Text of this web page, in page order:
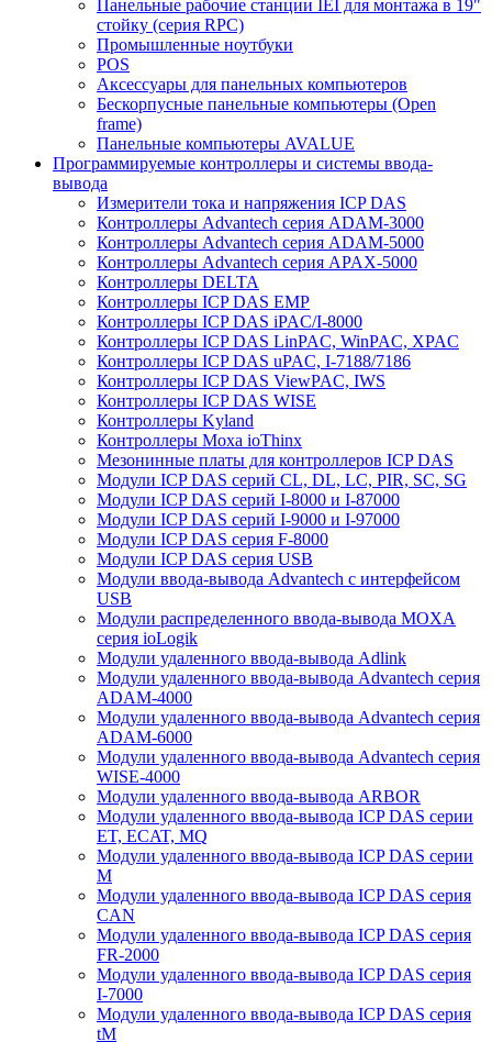
Панельные рабочие станции IEI для монтажа в 19"
стойку (серия RPC)
Промышленные ноутбуки
POS
Аксессуары для панельных компьютеров
Бескорпусные панельные компьютеры (Open
frame)
Панельные компьютеры AVALUE
Программируемые контроллеры и системы ввода-
вывода
Измерители тока и напряжения ICP DAS
Контроллеры Advantech серия ADAM-3000
Контроллеры Advantech серия ADAM-5000
Контроллеры Advantech серия APAX-5000
Контроллеры DELTA
Контроллеры ICP DAS EMP
Контроллеры ICP DAS iPAC/I-8000
Контроллеры ICP DAS LinPAC, WinPAC, XPAC
Контроллеры ICP DAS uPAC, I-7188/7186
Контроллеры ICP DAS ViewPAC, IWS
Контроллеры ICP DAS WISE
Контроллеры Kyland
Контроллеры Moxa ioThinx
Мезонинные платы для контроллеров ICP DAS
Модули ICP DAS серий CL, DL, LC, PIR, SC, SG
Модули ICP DAS серий I-8000 и I-87000
Модули ICP DAS серий I-9000 и I-97000
Модули ICP DAS серия F-8000
Модули ICP DAS серия USB
Модули ввода-вывода Advantech с интерфейсом
USB
Модули распределенного ввода-вывода MOXA
серия ioLogik
Модули удаленного ввода-вывода Adlink
Модули удаленного ввода-вывода Advantech серия
ADAM-4000
Модули удаленного ввода-вывода Advantech серия
ADAM-6000
Модули удаленного ввода-вывода Advantech серия
WISE-4000
Модули удаленного ввода-вывода ARBOR
Модули удаленного ввода-вывода ICP DAS серии
ET, ECAT, MQ
Модули удаленного ввода-вывода ICP DAS серии
M
Модули удаленного ввода-вывода ICP DAS серия
CAN
Модули удаленного ввода-вывода ICP DAS серия
FR-2000
Модули удаленного ввода-вывода ICP DAS серия
I-7000
Модули удаленного ввода-вывода ICP DAS серия
tM